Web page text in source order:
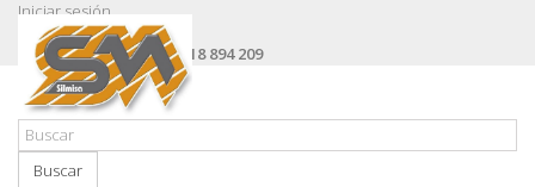
Iniciar sesión
Contacte con nosotros
Llámanos ahora:+34 618 894 209
Buscar